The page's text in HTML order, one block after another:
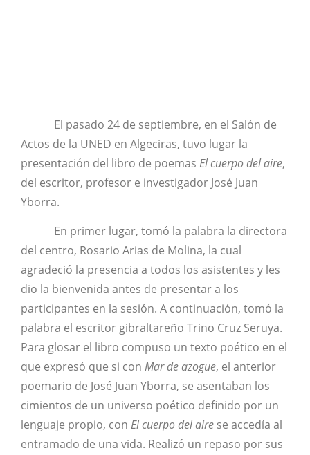
El pasado 24 de septiembre, en el Salón de
Actos de la UNED en Algeciras, tuvo lugar la
presentación del libro de poemas El cuerpo del aire,
del escritor, profesor e investigador José Juan
Yborra.
En primer lugar, tomó la palabra la directora
del centro, Rosario Arias de Molina, la cual
agradeció la presencia a todos los asistentes y les
dio la bienvenida antes de presentar a los
participantes en la sesión. A continuación, tomó la
palabra el escritor gibraltareño Trino Cruz Seruya.
Para glosar el libro compuso un texto poético en el
que expresó que si con Mar de azogue, el anterior
poemario de José Juan Yborra, se asentaban los
cimientos de un universo poético definido por un
lenguaje propio, con El cuerpo del aire se accedía al
entramado de una vida. Realizó un repaso por sus